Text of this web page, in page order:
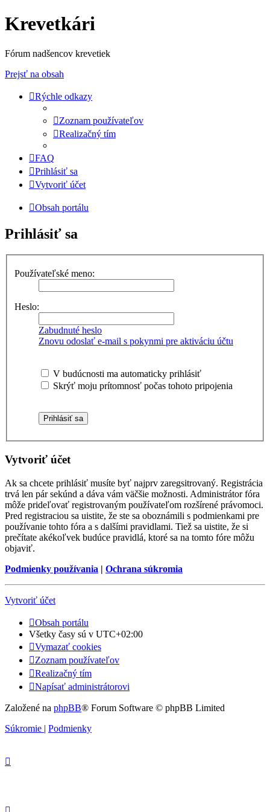
Krevetkári
Fórum nadšencov krevetiek
Prejsť na obsah
Rýchle odkazy
Zoznam používateľov
Realizačný tím
FAQ
Prihlásiť sa
Vytvoriť účet
Obsah portálu
Prihlásiť sa
Používateľské meno:
Heslo:
Zabudnuté heslo
Znovu odoslať e-mail s pokynmi pre aktiváciu účtu
V budúcnosti ma automaticky prihlásiť
Skrýť moju prítomnosť počas tohoto pripojenia
Vytvoriť účet
Ak sa chcete prihlásiť musíte byť najprv zaregsitrovaný. Registrácia
trvá len pár sekúnd a dáva vám väčšie možnosti. Administrátor fóra
môže prideľovať registrovaným používateľom rozšírené právomoci.
Pred registraciou sa uistite, že ste sa oboznámili s podmienkami pre
používanie tohto fóra a s dalšími pravidlami. Tiež sa uistite, že si
prečítate akékoľvek budúce pravidlá, ktoré sa na tomto fóre môžu
objaviť.
Podmienky používania | Ochrana súkromia
Vytvoriť účet
Obsah portálu
Všetky časy sú v UTC+02:00
Vymazať cookies
Zoznam používateľov
Realizačný tím
Napísať administrátorovi
Založené na phpBB® Forum Software © phpBB Limited
Súkromie | Podmienky